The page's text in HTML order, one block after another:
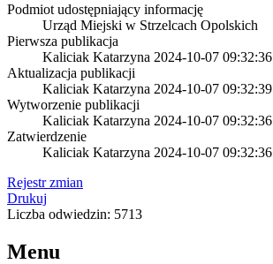
Podmiot udostępniający informację
Urząd Miejski w Strzelcach Opolskich
Pierwsza publikacja
Kaliciak Katarzyna 2024-10-07 09:32:36
Aktualizacja publikacji
Kaliciak Katarzyna 2024-10-07 09:32:39
Wytworzenie publikacji
Kaliciak Katarzyna 2024-10-07 09:32:36
Zatwierdzenie
Kaliciak Katarzyna 2024-10-07 09:32:36
Rejestr zmian
Drukuj
Liczba odwiedzin: 5713
Menu